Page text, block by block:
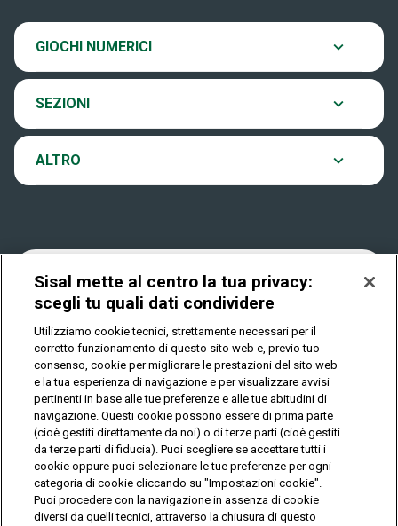
GIOCHI NUMERICI
EuroJackpot
VinciCasa
Play Your Date
SEZIONI
Verifica vincite
Come si gioca
Dove si gioca
Quanto si vince
Come riscuotere
ALTRO
Contatti
Notifiche
Cookies
Privacy
IL GIOCO È VIETATO AI MINORI E PUÒ CAUSARE
DIPENDENZA PATOLOGICA
© Copyright Sisal Italia S.p.A. - P.I. 02433760135
Privacy Cookies
Mappa
del
Sisal mette al centro la tua privacy:
scegli tu quali dati condividere
Utilizziamo cookie tecnici, strettamente necessari per il
corretto funzionamento di questo sito web e, previo tuo
consenso, cookie per migliorare le prestazioni del sito web
e la tua esperienza di navigazione e per visualizzare avvisi
pertinenti in base alle tue preferenze e alle tue abitudini di
navigazione. Questi cookie possono essere di prima parte
(cioè gestiti direttamente da noi) o di terze parti (cioè gestiti
da terze parti di fiducia). Puoi scegliere se accettare tutti i
cookie oppure puoi selezionare le tue preferenze per ogni
categoria di cookie cliccando su "Impostazioni cookie".
Puoi procedere con la navigazione in assenza di cookie
diversi da quelli tecnici, attraverso la chiusura di questo